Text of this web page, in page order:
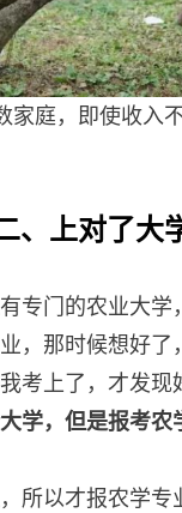
家庭，即使收入
、上对了大
专门的农业大
，那时候想好
考上了，才发
学，但是报考农
所以才报农学专